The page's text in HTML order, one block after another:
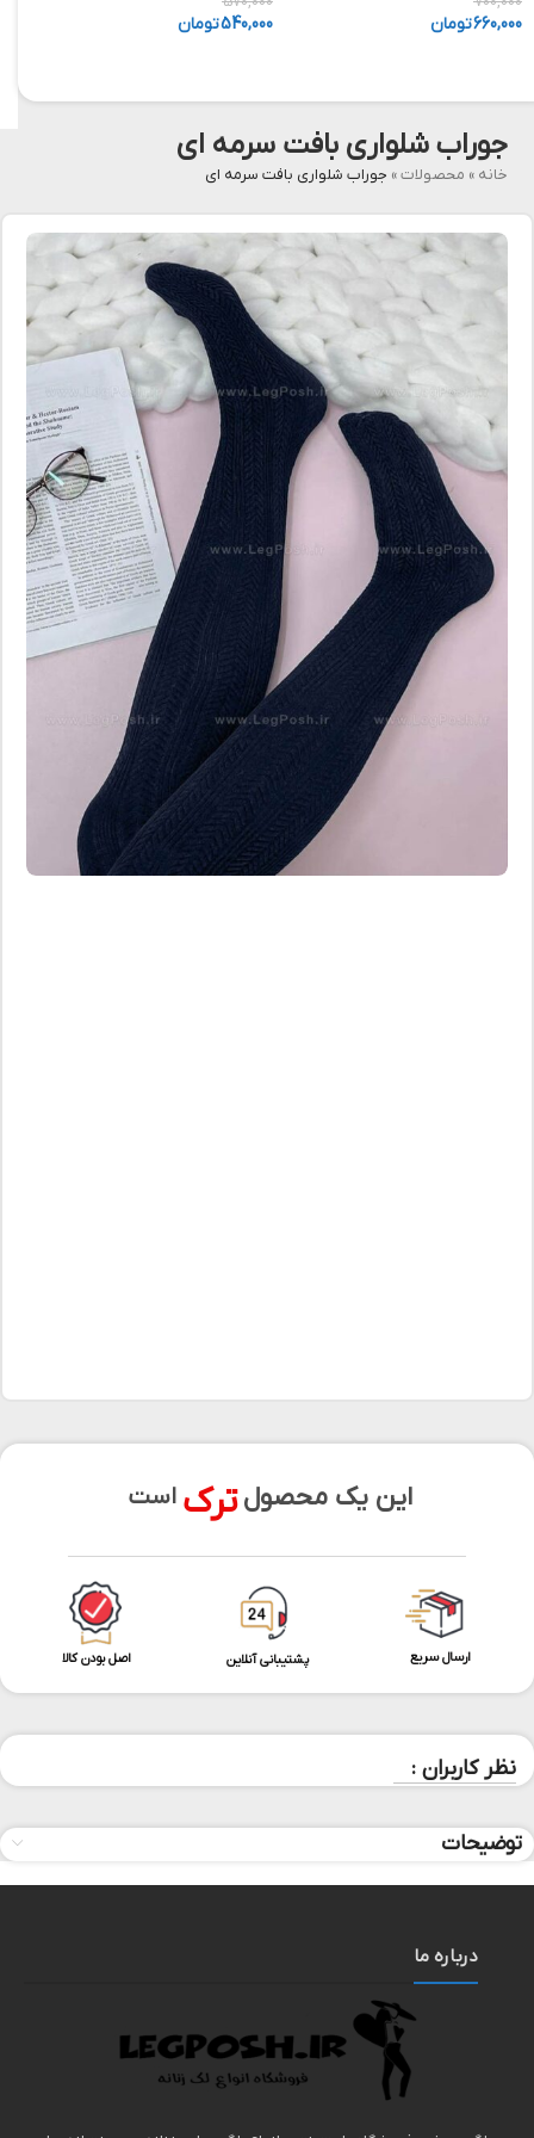
660,000تومان 540,000تومان
جوراب شلواری بافت سرمه ای
خانه » محصولات» جوراب شلواری بافت سرمه ای
این یک محصول ترک است
ارسال سریع پشتیبانی آنلاین اصل بودن کالا
نظر کاربران :
توضیحات
درباره ما